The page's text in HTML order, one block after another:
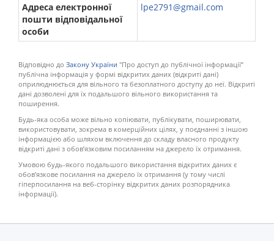
Адреса електронної
пошти відповідальної
особи
lpe2791@gmail.com
Відповідно до Закону України "Про доступ до публічної інформації”
публічна інформація у формі відкритих даних (відкриті дані)
оприлюднюється для вільного та безоплатного доступу до неї. Відкриті
дані дозволені для їх подальшого вільного використання та
поширення.
Будь-яка особа може вільно копіювати, публікувати, поширювати,
використовувати, зокрема в комерційних цілях, у поєднанні з іншою
інформацією або шляхом включення до складу власного продукту
відкриті дані з обов’язковим посиланням на джерело їх отримання.
Умовою будь-якого подальшого використання відкритих даних є
обов’язкове посилання на джерело їх отримання (у тому числі
гіперпосилання на веб-сторінку відкритих даних розпорядника
інформації).